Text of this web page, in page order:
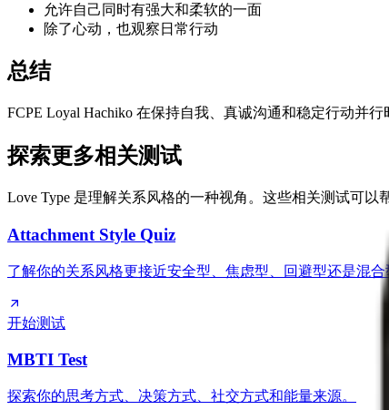
允许自己同时有强大和柔软的一面
除了心动，也观察日常行动
总结
FCPE Loyal Hachiko 在保持自我、真诚沟通和稳定行动并行
探索更多相关测试
Love Type 是理解关系风格的一种视角。这些相关测试可以
Attachment Style Quiz
了解你的关系风格更接近安全型、焦虑型、回避型还是混合
开始测试
MBTI Test
探索你的思考方式、决策方式、社交方式和能量来源。